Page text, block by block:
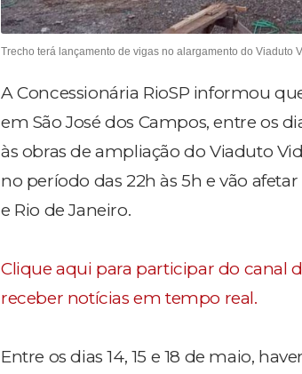
Trecho terá lançamento de vigas no alargamento do Viaduto
A Concessionária RioSP informou
em São José dos Campos, entre os
às obras de ampliação do Viaduto
no período das 22h às 5h e vão
e Rio de Janeiro.
Clique aqui para participar do canal
receber notícias em tempo real.
Entre os dias 14, 15 e 18 de maio,